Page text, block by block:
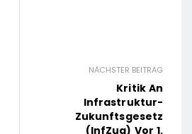
NÄCHSTER BEITRAG
Kritik An
Infrastruktur-
Zukunftsgesetz
(InfZug) Vor 1.